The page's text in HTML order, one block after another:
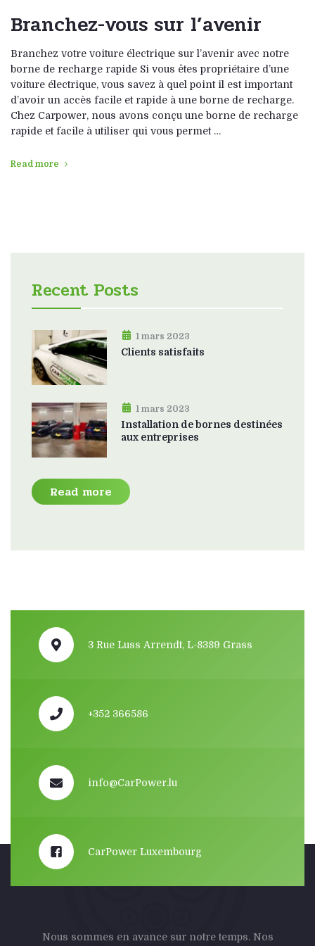
Branchez-vous sur l’avenir
Branchez votre voiture électrique sur l’avenir avec notre
borne de recharge rapide Si vous êtes propriétaire d’une
voiture électrique, vous savez à quel point il est important
d’avoir un accès facile et rapide à une borne de recharge.
Chez Carpower, nous avons conçu une borne de recharge
rapide et facile à utiliser qui vous permet …
Read more
Recent Posts
1 mars 2023
Clients satisfaits
1 mars 2023
Installation de bornes destinées
aux entreprises
Read more
3 Rue Luss Arrendt, L-8389 Grass
+352 366586
info@CarPower.lu
CarPower Luxembourg
Nous sommes en avance sur notre temps. Nos